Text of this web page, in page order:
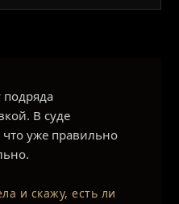
подряда
В суде
что уже правильно
и скажу, есть ли